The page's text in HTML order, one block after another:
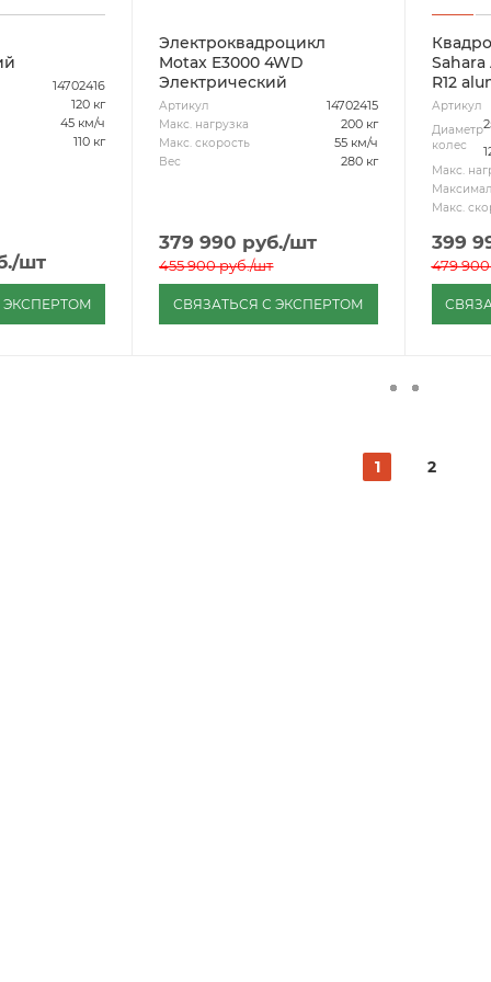
14702416
120 кг
45 км/ч
110 кг
/шт
ЭКСПЕРТОМ
Электроквадроцикл
Motax E3000 4WD
Электрический
Артикул 14702415
Макс. нагрузка 200 кг
Макс. скорость 55 км/ч
Вес 280 кг
379 990 руб./шт
455 900руб./шт
СВЯЗАТЬСЯ С ЭКСПЕРТОМ
Sahara
R12
Артикул
Диаметр
колес
Макс.
Макс.
399
479 900
1 2